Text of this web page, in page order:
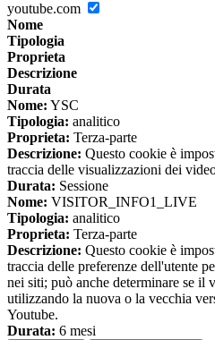
youtube.com
Nome
Tipologia
Proprieta
Descrizione
Durata
Nome: YSC
Tipologia: analitico
Proprieta: Terza-parte
Descrizione: Questo cookie è
traccia delle visualizzazioni dei
Durata: Sessione
Nome: VISITOR_INFO1_LIVE
Tipologia: analitico
Proprieta: Terza-parte
Descrizione: Questo cookie è
traccia delle preferenze dell'utente
nei siti; può anche determinare se il
utilizzando la nuova o la vecchia
Youtube.
Durata: 6 mesi